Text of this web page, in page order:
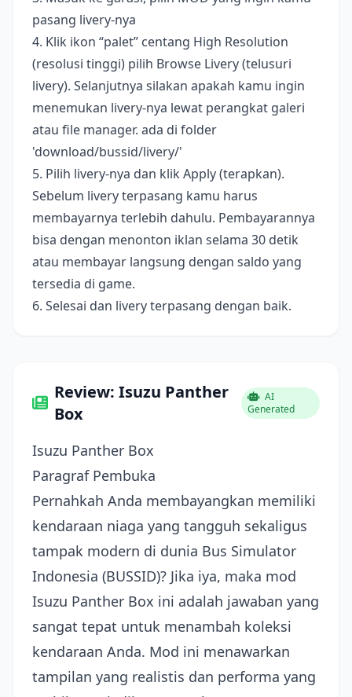
pasang livery-nya
4. Klik ikon “palet” centang High Resolution
(resolusi tinggi) pilih Browse Livery (telusuri
livery). Selanjutnya silakan apakah kamu ingin
menemukan livery-nya lewat perangkat galeri
atau file manager. ada di folder
'download/bussid/livery/'
5. Pilih livery-nya dan klik Apply (terapkan).
Sebelum livery terpasang kamu harus
membayarnya terlebih dahulu. Pembayarannya
bisa dengan menonton iklan selama 30 detik
atau membayar langsung dengan saldo yang
tersedia di game.
6. Selesai dan livery terpasang dengan baik.
Review: Isuzu Panther
Box
AI
Generated
Isuzu Panther Box
Paragraf Pembuka
Pernahkah Anda membayangkan memiliki
kendaraan niaga yang tangguh sekaligus
tampak modern di dunia Bus Simulator
Indonesia (BUSSID)? Jika iya, maka mod
Isuzu Panther Box ini adalah jawaban yang
sangat tepat untuk menambah koleksi
kendaraan Anda. Mod ini menawarkan
tampilan yang realistis dan performa yang